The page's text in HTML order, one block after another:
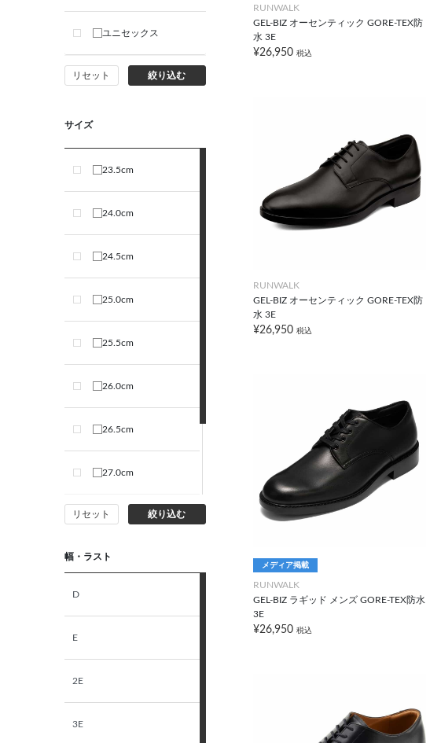
ユニセックス
リセット 絞り込む
サイズ
23.5cm
24.0cm
24.5cm
25.0cm
25.5cm
26.0cm
26.5cm
27.0cm
27.5cm
28.0cm
リセット 絞り込む
幅・ラスト
D
E
2E
3E
RUNWALK
GEL-BIZ オーセンティック GORE-TEX防
水 3E
¥26,950 税込
RUNWALK
GEL-BIZ オーセンティック GORE-TEX防
水 3E
¥26,950 税込
メディア掲載
RUNWALK
GEL-BIZ ラギッド メンズ GORE-TEX防水
3E
¥26,950 税込